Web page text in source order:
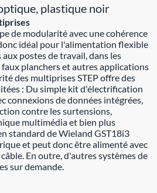
plastique noir
de modularité avec une cohérence
idéal pour l'alimentation flexible
postes de travail, dans les
faux planchers et autres applications
des multiprises STEP offre des
: Du simple kit d'électrification
connexions de données intégrées,
contre les surtensions,
multimédia et bien plus
standard de Wieland GST18i3
et peut donc être alimenté avec
En outre, d'autres systèmes de
sur demande.